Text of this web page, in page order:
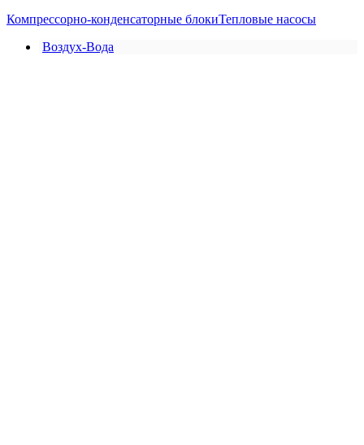
Компрессорно-конденсаторные блокиТепловые насосы
Воздух-Вода